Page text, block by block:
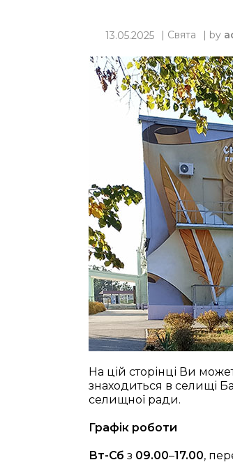
13.05.2025 | Свята | by
На цій сторінці Ви
знаходиться в селищі
селищної ради.
Графік роботи
Вт-Сб з 09.00–17.00,